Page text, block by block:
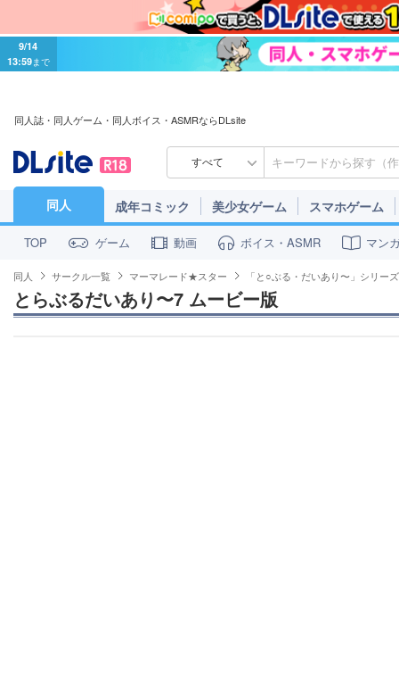
9/14
13:59まで
同人誌・同人ゲーム・同人ボイス・ASMRならDLsite
すべて
同人 成年コミック 美少女ゲーム スマホゲーム
TOP ゲーム 動画 ボイス・ASMR マン
同人 サークル一覧 マーマレード★スター 「と○ぶる・だいあり〜」シリーズ
とらぶるだいあり〜7 ムービー版